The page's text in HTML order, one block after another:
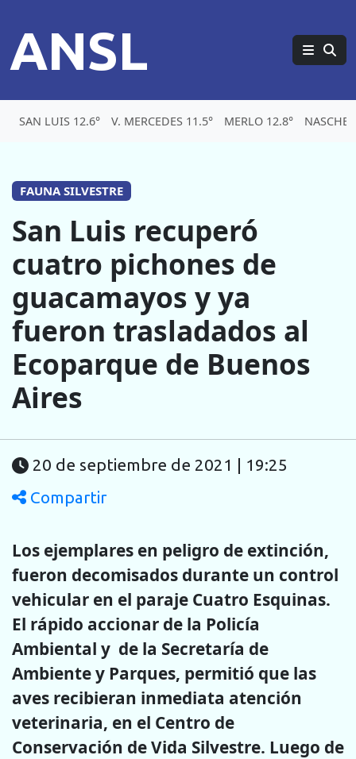
ANSL
SAN LUIS 12.6° V. MERCEDES 11.5° MERLO 12.8°
FAUNA SILVESTRE
San Luis recuperó
cuatro pichones de
guacamayos y ya
fueron trasladados al
Ecoparque de Buenos
Aires
20 de septiembre de 2021 | 19:25
Compartir
Los ejemplares en peligro de extinción,
fueron decomisados durante un control
vehicular en el paraje Cuatro Esquinas.
El rápido accionar de la Policía
Ambiental y de la Secretaría de
Ambiente y Parques, permitió que las
aves recibieran inmediata atención
veterinaria, en el Centro de
Conservación de Vida Silvestre. Luego de